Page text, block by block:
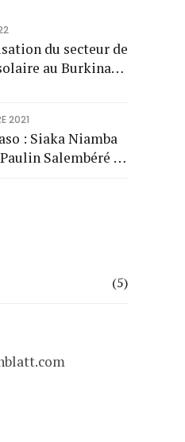
du secteur de
au Burkina
2021
: Siaka Niamba
Salembéré à
(5)